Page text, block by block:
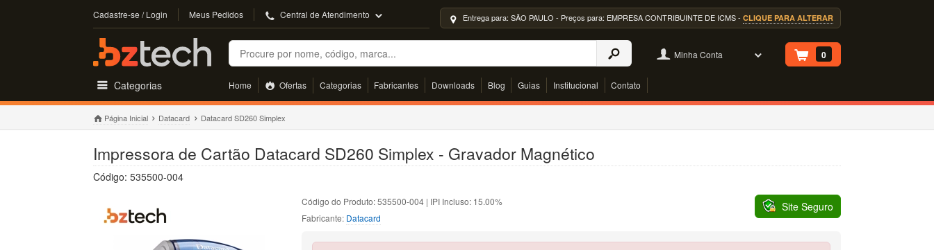
Cadastre-se / Login Meus Pedidos Central de Atendimento Entrega para: SÃO PAULO - Preços para: EMPRESA CONTRIBUINTE DE ICMS - CLIQUE PARA ALTERAR
Buscar
Minha Conta 0
Categorias Home Ofertas Categorias Fabricantes Downloads Blog Guias Institucional Contato
Página Inicial Datacard Datacard SD260 Simplex
Impressora de Cartão Datacard SD260 Simplex - Gravador Magnético
Código: 535500-004
Site Seguro
Código do Produto: 535500-004 | IPI Incluso: 15.00%
Fabricante: Datacard